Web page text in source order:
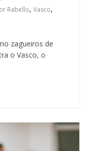
Rabello,Vasco,
zagueiros de
o Vasco, o